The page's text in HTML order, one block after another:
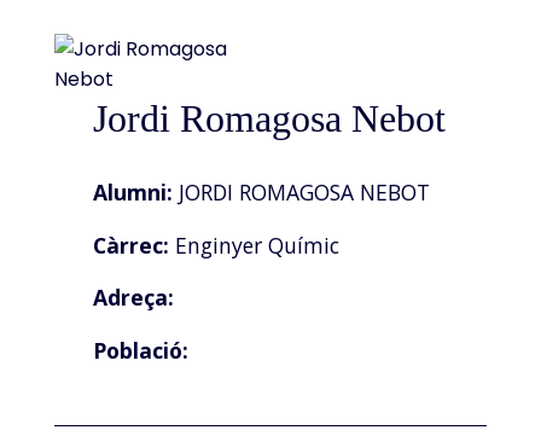
Jordi Romagosa Nebot
Alumni: JORDI ROMAGOSA NEBOT
Càrrec: Enginyer Químic
Adreça:
Població: